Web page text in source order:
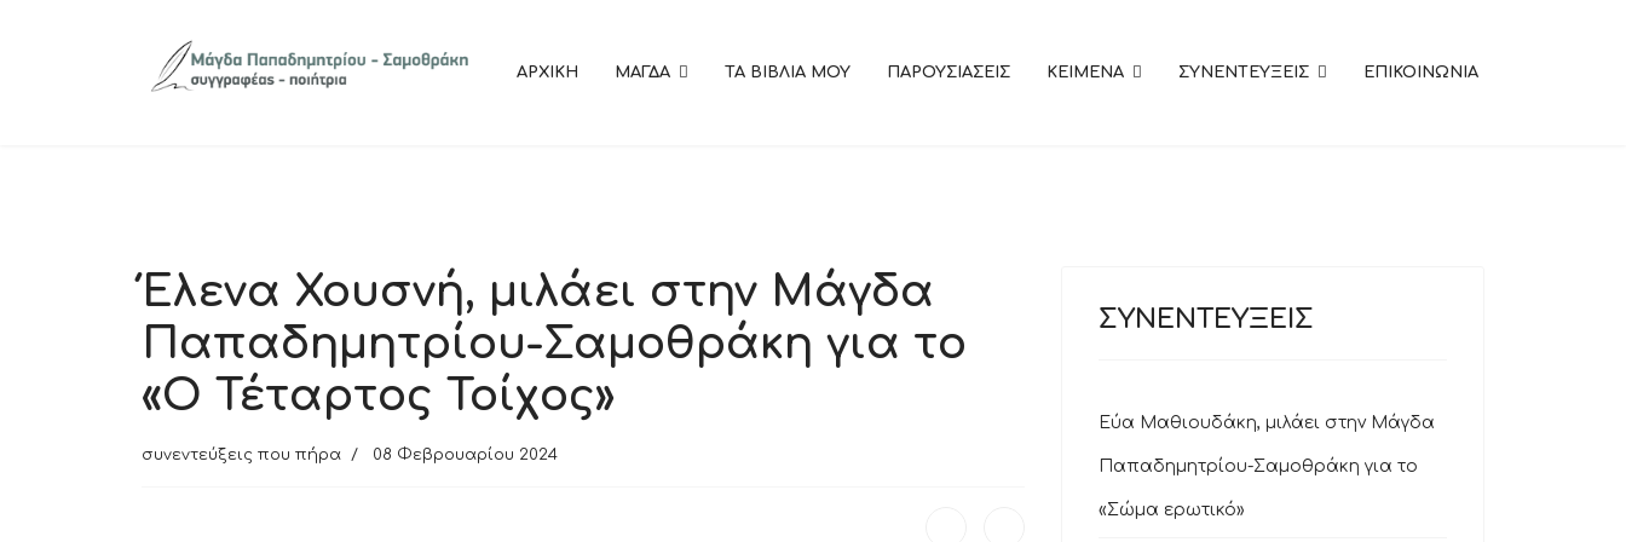
ΑΡΧΙΚΗ ΜΑΓΔΑ ΤΑ ΒΙΒΛΙΑ ΜΟΥ ΠΑΡΟΥΣΙΑΣΕΙΣ KEIMENA ΣΥΝΕΝΤΕΥΞΕΙΣ ΕΠΙΚΟΙΝΩΝΙΑ
Έλενα Χουσνή, μιλάει στην Μάγδα
Παπαδημητρίου-Σαμοθράκη για το
«Ο Τέταρτος Τοίχος»
συνεντεύξεις που πήρα 08 Φεβρουαρίου 2024
ΣΥΝΕΝΤΕΥΞΕΙΣ
Εύα Μαθιουδάκη, μιλάει στην Μάγδα
Παπαδημητρίου-Σαμοθράκη για το
«Σώμα ερωτικό»